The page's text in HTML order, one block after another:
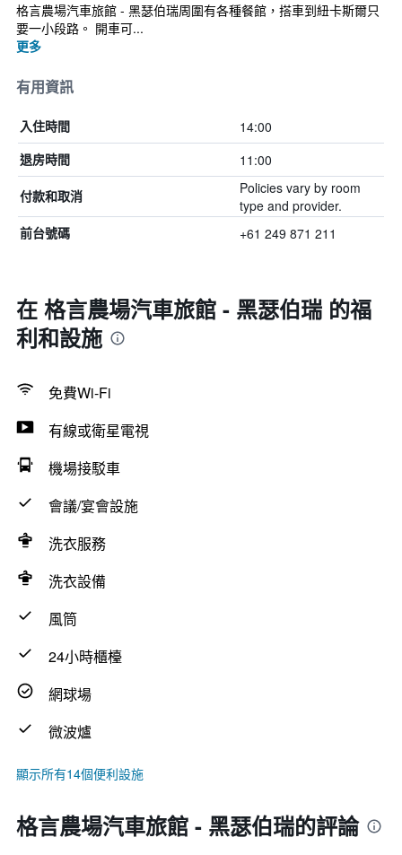
格言農場汽車旅館 - 黑瑟伯瑞周圍有各種餐館，搭車到紐卡斯爾只
要一小段路。 開車可...
更多
有用資訊
入住時間 14:00
退房時間 11:00
付款和取消
Policies vary by room
type and provider.
前台號碼 +61 249 871 211
在 格言農場汽車旅館 - 黑瑟伯瑞 的福
利和設施
免費Wi-Fi
有線或衛星電視
機場接駁車
會議/宴會設施
洗衣服務
洗衣設備
風筒
24小時櫃檯
網球場
微波爐
顯示所有14個便利設施
格言農場汽車旅館 - 黑瑟伯瑞的評論